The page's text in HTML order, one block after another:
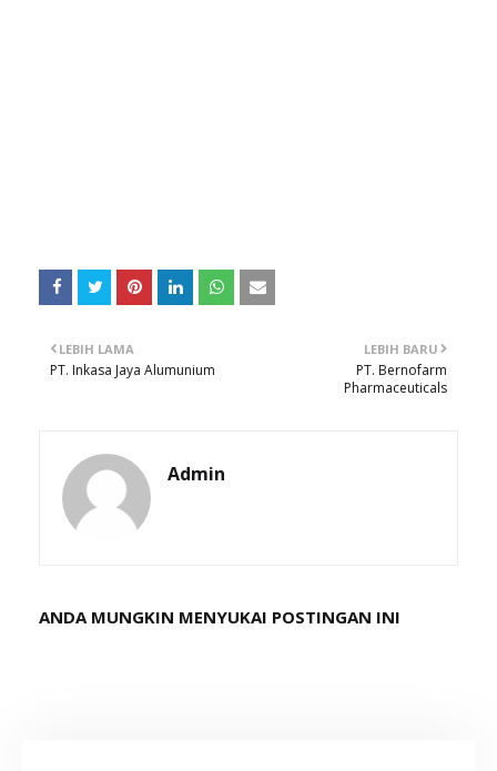
LEBIH BARU
PT. Bernofarm
Pharmaceuticals
LEBIH LAMA
PT. Inkasa Jaya Alumunium
Admin
ANDA MUNGKIN MENYUKAI POSTINGAN INI